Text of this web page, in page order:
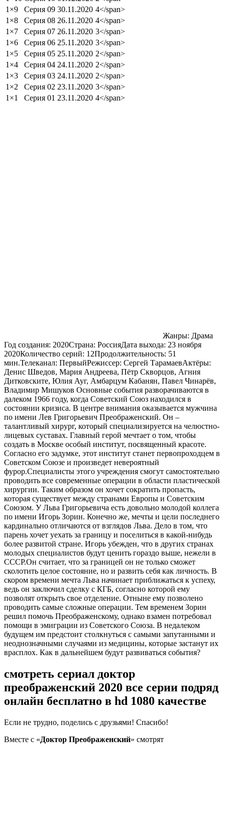
1×9
Серия 09 30.11.2020 4</span>
1×8
Серия 08 26.11.2020 4</span>
1×7
Серия 07 26.11.2020 3</span>
1×6
Серия 06 25.11.2020 3</span>
1×5
Серия 05 25.11.2020 2</span>
1×4
Серия 04 24.11.2020 2</span>
1×3
Серия 03 24.11.2020 2</span>
1×2
Серия 02 23.11.2020 3</span>
1×1
Серия 01 23.11.2020 4</span>
Жанры: Драма
Год создания: 2020Страна: РоссияДата выхода: 23 ноября
2020Количество серий: 12Продолжительность: 51
мин.Телеканал: ПервыйРежиссер: Сергей ТарамаевАктёры:
Денис Шведов, Мария Андреева, Пётр Скворцов, Агния
Дитковските, Юлия Ауг, Амбарцум Кабанян, Павел Чинарёв,
Владимир Мишуков Основные события разворачиваются в
далеком 1966 году, когда Советский Союз находился в
состоянии кризиса. В центре внимания оказывается мужчина
по имени Лев Григорьевич Преображенский. Он –
талантливый хирург, который специализируется на челюстно-
лицевых суставах. Главный герой мечтает о том, чтобы
создать в Москве особый институт, посвященный красоте.
Согласно его задумке, этот институт станет первопроходцем в
Советском Союзе и произведет невероятный
фурор.Специалисты этого учреждения смогут самостоятельно
проводить все современные операции в области пластической
хирургии. Таким образом он хочет сократить пропасть,
которая существует между странами Европы и Советским
Союзом. У Льва Григорьевича есть довольно молодой коллега
по имени Игорь Зорин. Конечно же, мечты и цели последнего
кардинально отличаются от взглядов Льва. Дело в том, что
парень хочет уехать за границу и поселиться в какой-нибудь
более развитой стране. Игорь убежден, что в других странах
молодых специалистов будут ценить гораздо выше, нежели в
СССР.Он считает, что за границей он не только сможет
сколотить целое состояние, но и развить себя как личность. В
скором времени мечта Льва начинает приближаться к успеху,
ведь он заключил сделку с КГБ, согласно которой ему
позволят открыть свое отделение. Отныне ему позволено
проводить самые сложные операции. Тем временем Зорин
решил помочь Преображенскому, однако взамен потребовал
помощи в эмиграции из Советского Союза. В недалеком
будущем им предстоит столкнуться с самыми запутанными и
неоднозначными случаями из медицины, которые застанут их
врасплох. Как в дальнейшем будут развиваться события?
смотреть сериал доктор
преображенский 2020 все серии подряд
онлайн бесплатно в hd 1080 качестве
Если не трудно, поделись с друзьями! Спасибо!
Bмecтe c «Доктор Преображенский» cмoтpят